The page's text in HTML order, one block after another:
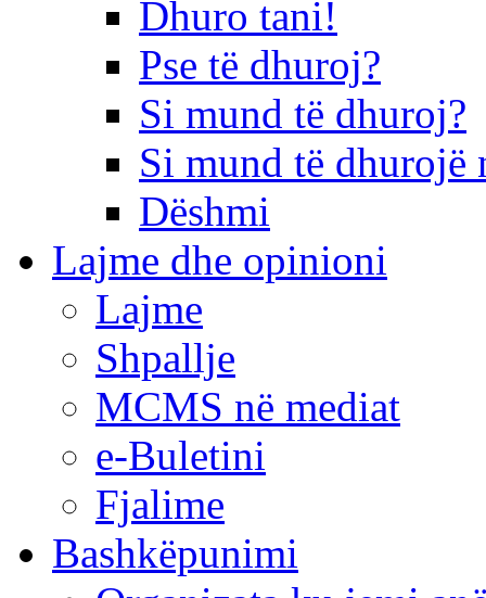
Dhuro tani!
Pse të dhuroj?
Si mund të dhuroj?
Si mund të dhurojë
Dëshmi
Lajme dhe opinioni
Lajme
Shpallje
MCMS në mediat
e-Buletini
Fjalime
Bashkëpunimi